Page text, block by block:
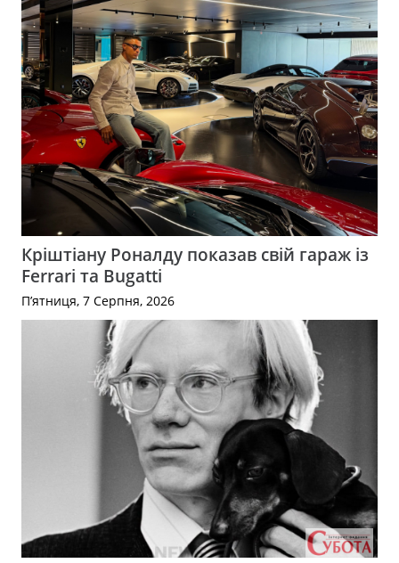
Кріштіану Роналду показав свій гараж із
Ferrari та Bugatti
П’ятниця, 7 Серпня, 2026